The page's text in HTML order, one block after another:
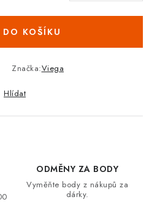
Moje objednávka
KOŠÍKU
Značka:Viega
Hlídat
ODMĚNY ZA BODY
Vyměňte body z nákupů za
dárky.